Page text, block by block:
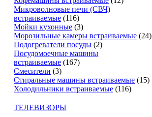
Микроволновые печи (СВЧ)
встраиваемые (116)
Мойки кухонные (3)
Морозильные камеры встраиваемые (24)
Подогреватели посуды (2)
Посудомоечные машины
встраиваемые (167)
Смесители (3)
Стиральные машины встраиваемые (15)
Холодильники встраиваемые (116)
ТЕЛЕВИЗОРЫ